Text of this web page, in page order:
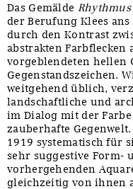
Das Gemälde
der Berufung Klees
durch den Kontrast
abstrakten Farbflecken
vorgeblendeten hellen
Gegenstandszeichen.
weitgehend üblich,
landschaftliche und
im Dialog mit der
zauberhafte
1919 systematisch für
sehr suggestive Form-
vorhergehenden
gleichzeitig von ihnen